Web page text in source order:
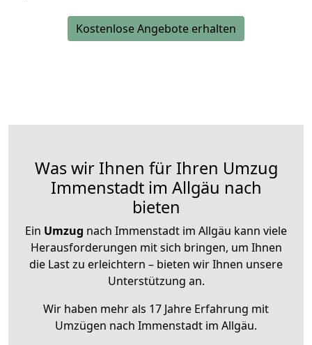
Kostenlose Angebote erhalten
Was wir Ihnen für Ihren Umzug
Immenstadt im Allgäu nach
bieten
Ein Umzug nach Immenstadt im Allgäu kann viele
Herausforderungen mit sich bringen, um Ihnen
die Last zu erleichtern – bieten wir Ihnen unsere
Unterstützung an.
Wir haben mehr als 17 Jahre Erfahrung mit
Umzügen nach Immenstadt im Allgäu.